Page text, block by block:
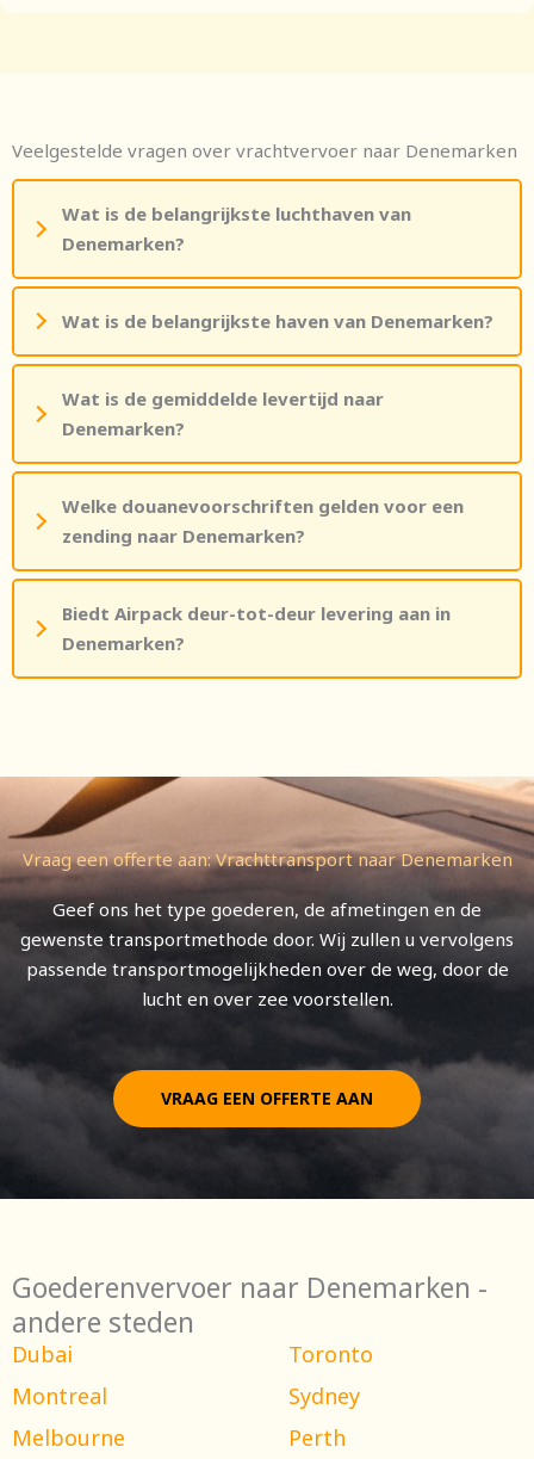
Veelgestelde vragen over vrachtvervoer naar Denemarken
Wat is de belangrijkste luchthaven van
Denemarken?
Wat is de belangrijkste haven van Denemarken?
Wat is de gemiddelde levertijd naar
Denemarken?
Welke douanevoorschriften gelden voor een
zending naar Denemarken?
Biedt Airpack deur-tot-deur levering aan in
Denemarken?
Vraag een offerte aan: Vrachttransport naar Denemarken
Geef ons het type goederen, de afmetingen en de
gewenste transportmethode door. Wij zullen u vervolgens
passende transportmogelijkheden over de weg, door de
lucht en over zee voorstellen.
VRAAG EEN OFFERTE AAN
Goederenvervoer naar Denemarken -
andere steden
Dubai
Toronto
Montreal
Sydney
Melbourne
Perth